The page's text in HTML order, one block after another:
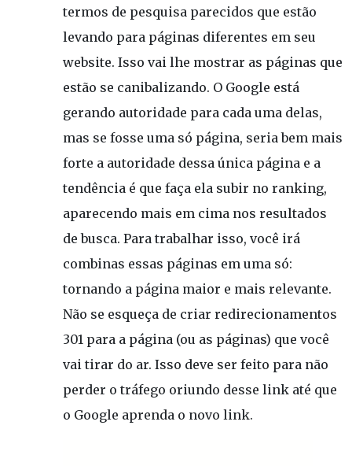
termos de pesquisa parecidos que estão
levando para páginas diferentes em seu
website. Isso vai lhe mostrar as páginas que
estão se canibalizando. O Google está
gerando autoridade para cada uma delas,
mas se fosse uma só página, seria bem mais
forte a autoridade dessa única página e a
tendência é que faça ela subir no ranking,
aparecendo mais em cima nos resultados
de busca. Para trabalhar isso, você irá
combinas essas páginas em uma só:
tornando a página maior e mais relevante.
Não se esqueça de criar redirecionamentos
301 para a página (ou as páginas) que você
vai tirar do ar. Isso deve ser feito para não
perder o tráfego oriundo desse link até que
o Google aprenda o novo link.